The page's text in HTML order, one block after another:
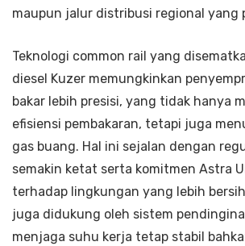
maupun jalur distribusi regional yang
Teknologi common rail yang
diesel Kuzer memungkinkan
bakar lebih presisi, yang tidak hanya
efisiensi pembakaran, tetapi juga
gas buang. Hal ini sejalan dengan
semakin ketat serta komitmen Astra
terhadap lingkungan yang lebih
juga didukung oleh sistem
menjaga suhu kerja tetap stabil